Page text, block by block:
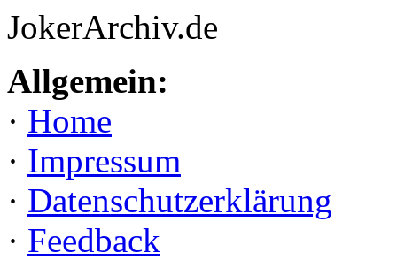
JokerArchiv.de
Allgemein:
· Home
· Impressum
· Datenschutzerklärung
· Feedback